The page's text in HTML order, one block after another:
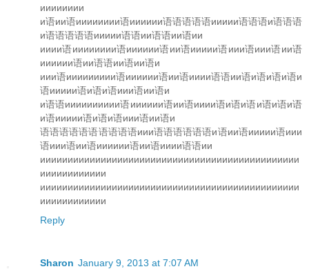
ииииииии
и语ии语ииииииии语ииииии语语语语语иииии语语语и语语语
и语语语语语иииии语语ии语语ии语ии
ииии语ииииииии语ииииии语ии语иииии语иии语иии语ии语
ииииии语ии语语ии语ии语и
иии语иииииииии语ииииии语ии语ииии语语ии语и语и语и语и
语иииии语и语и语иии语ии语и
и语语ииииииииии语ииииии语ии语ииии语и语и语и语и语и语
и语иииии语и语и语иии语ии语и
语语语语语语语语语语иии语语语语语语и语ии语иииии语иии
语иии语ии语ииииии语ии语ииии语语ии
иииииииииииииииииииииииииииииииииииииииииииииии
ииииииииииии
иииииииииииииииииииииииииииииииииииииииииииииии
ииииииииииии
Reply
Sharon January 9, 2013 at 7:07 AM